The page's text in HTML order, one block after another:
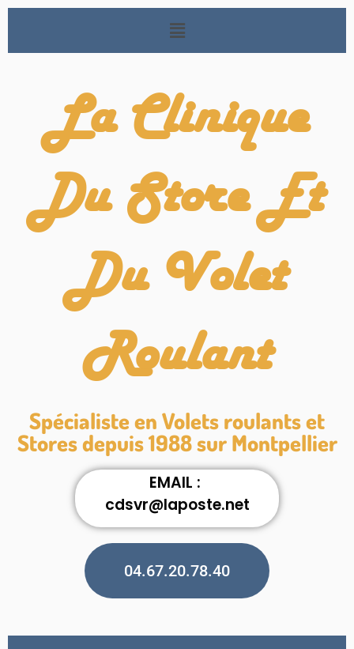
La Clinique
Du Store Et
Du Volet
Roulant
Spécialiste en Volets roulants et
Stores depuis 1988 sur Montpellier
EMAIL :
cdsvr@laposte.net
04.67.20.78.40